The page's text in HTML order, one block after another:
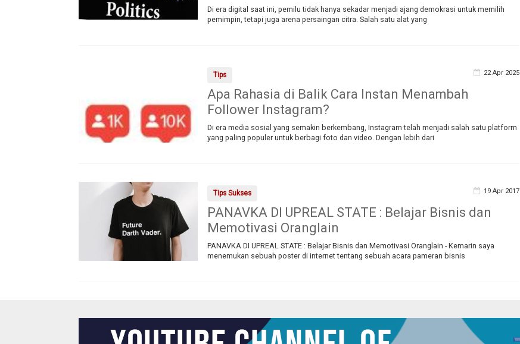
Di era digital saat ini, pemilu tidak hanya sekadar menjadi ajang demokrasi untuk memilih
pemimpin, tetapi juga arena persaingan citra. Salah satu alat yang
Tips 22 Apr 2025
Apa Rahasia di Balik Cara Instan Menambah
Follower Instagram?
Di era media sosial yang semakin berkembang, Instagram telah menjadi salah satu platform
yang paling populer untuk berbagi foto dan video. Dengan lebih dari
Tips Sukses 19 Apr 2017
PANAVKA DI UPREAL STATE : Belajar Bisnis dan
Memotivasi Oranglain
PANAVKA DI UPREAL STATE : Belajar Bisnis dan Memotivasi Oranglain - Kemarin saya
menemukan sebuah poster di internet tentang sebuah acara pameran bisnis